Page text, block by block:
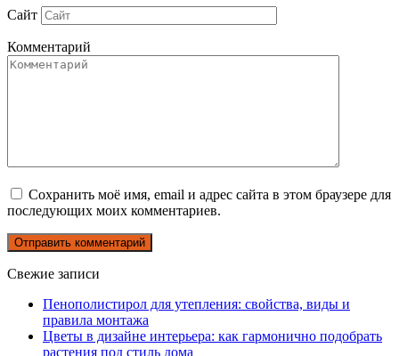
Сайт
Комментарий
Сохранить моё имя, email и адрес сайта в этом браузере для
последующих моих комментариев.
Свежие записи
Пенополистирол для утепления: свойства, виды и
правила монтажа
Цветы в дизайне интерьера: как гармонично подобрать
растения под стиль дома